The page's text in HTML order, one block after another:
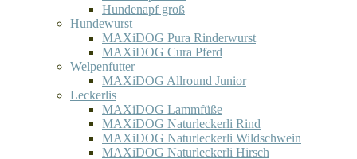
Hundenapf groß
Hundewurst
MAXiDOG Pura Rinderwurst
MAXiDOG Cura Pferd
Welpenfutter
MAXiDOG Allround Junior
Leckerlis
MAXiDOG Lammfüße
MAXiDOG Naturleckerli Rind
MAXiDOG Naturleckerli Wildschwein
MAXiDOG Naturleckerli Hirsch